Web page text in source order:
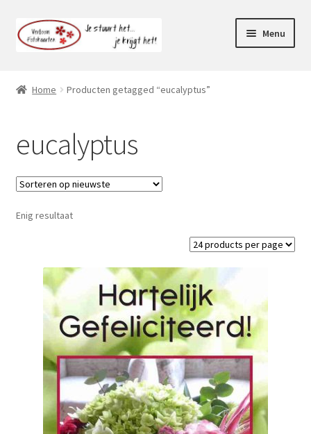
Ga
door
Ga
naar
Menu
Mijn account
Home Producten getagged “eucalyptus”
eucalyptus
Enig resultaat